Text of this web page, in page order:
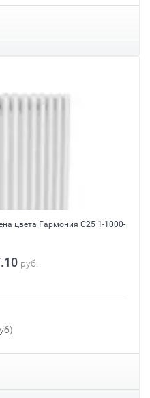
цвета Гармония С25 1-1000-
руб.